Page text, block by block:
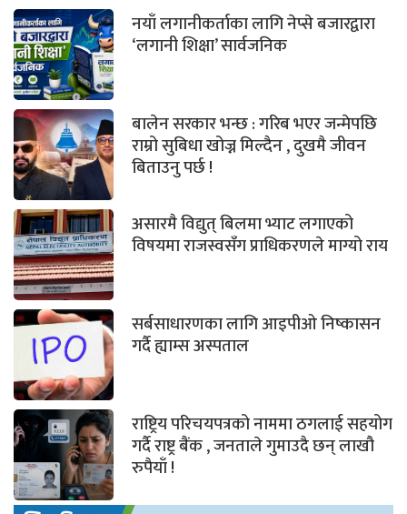
नयाँ लगानीकर्ताका लागि नेप्से बजारद्वारा
‘लगानी शिक्षा’ सार्वजनिक
बालेन सरकार भन्छ : गरिब भएर जन्मेपछि
राम्रो सुबिधा खोज्न मिल्दैन , दुखमै जीवन
बिताउनु पर्छ !
असारमै विद्युत् बिलमा भ्याट लगाएको
विषयमा राजस्वसँग प्राधिकरणले माग्यो राय
सर्बसाधारणका लागि आइपीओ निष्कासन
गर्दै ह्याम्स अस्पताल
राष्ट्रिय परिचयपत्रको नाममा ठगलाई सहयोग
गर्दै राष्ट्र बैंक , जनताले गुमाउदै छन् लाखौ
रुपैयाँ !